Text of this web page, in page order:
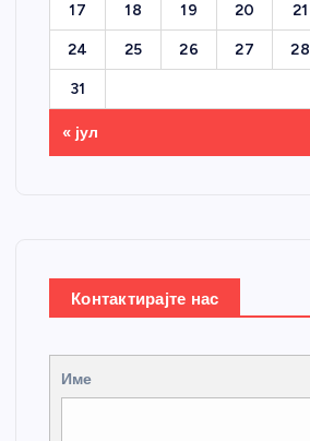
17 18 19 20 21
24 25 26 27 28
31
« јул
Контактирајте нас
Име